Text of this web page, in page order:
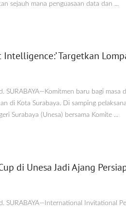
sejauh mana penguasaan data dan ...
Targetkan
SURABAYA—Komitmen baru bagi masa
di Kota Surabaya. Di samping
Surabaya (Unesa) bersama Komite ...
di Unesa Jadi Ajang
SURABAYA—International Invitational